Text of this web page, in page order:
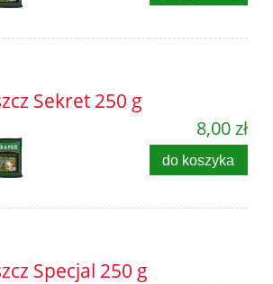
Sekret 250 g
8,00 zł
do koszyka
Specjal 250 g